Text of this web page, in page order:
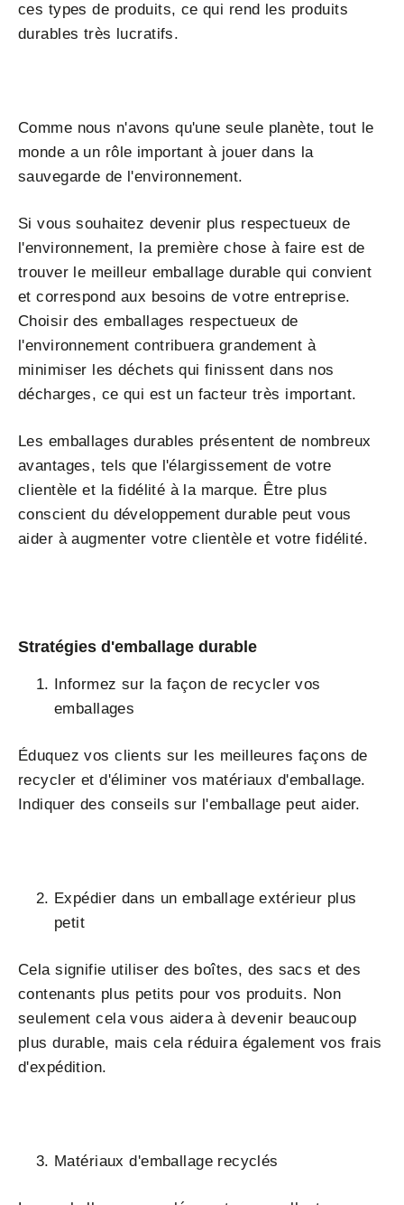
ces types de produits, ce qui rend les produits
durables très lucratifs.
Comme nous n'avons qu'une seule planète, tout le
monde a un rôle important à jouer dans la
sauvegarde de l'environnement.
Si vous souhaitez devenir plus respectueux de
l'environnement, la première chose à faire est de
trouver le meilleur emballage durable qui convient
et correspond aux besoins de votre entreprise.
Choisir des emballages respectueux de
l'environnement contribuera grandement à
minimiser les déchets qui finissent dans nos
décharges, ce qui est un facteur très important.
Les emballages durables présentent de nombreux
avantages, tels que l'élargissement de votre
clientèle et la fidélité à la marque. Être plus
conscient du développement durable peut vous
aider à augmenter votre clientèle et votre fidélité.
Stratégies d'emballage durable
Informez sur la façon de recycler vos
emballages
Éduquez vos clients sur les meilleures façons de
recycler et d'éliminer vos matériaux d'emballage.
Indiquer des conseils sur l'emballage peut aider.
Expédier dans un emballage extérieur plus
petit
Cela signifie utiliser des boîtes, des sacs et des
contenants plus petits pour vos produits. Non
seulement cela vous aidera à devenir beaucoup
plus durable, mais cela réduira également vos frais
d'expédition.
Matériaux d'emballage recyclés